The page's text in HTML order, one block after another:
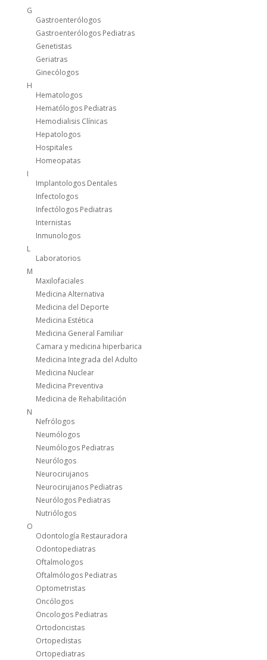
G
Gastroenterólogos
Gastroenterólogos Pediatras
Genetistas
Geriatras
Ginecólogos
H
Hematologos
Hematólogos Pediatras
Hemodialisis Clínicas
Hepatologos
Hospitales
Homeopatas
I
Implantologos Dentales
Infectologos
Infectólogos Pediatras
Internistas
Inmunologos
L
Laboratorios
M
Maxilofaciales
Medicina Alternativa
Medicina del Deporte
Medicina Estética
Medicina General Familiar
Camara y medicina hiperbarica
Medicina Integrada del Adulto
Medicina Nuclear
Medicina Preventiva
Medicina de Rehabilitación
N
Nefrólogos
Neumólogos
Neumólogos Pediatras
Neurólogos
Neurocirujanos
Neurocirujanos Pediatras
Neurólogos Pediatras
Nutriólogos
O
Odontología Restauradora
Odontopediatras
Oftalmologos
Oftalmólogos Pediatras
Optometristas
Oncólogos
Oncologos Pediatras
Ortodoncistas
Ortopedistas
Ortopediatras